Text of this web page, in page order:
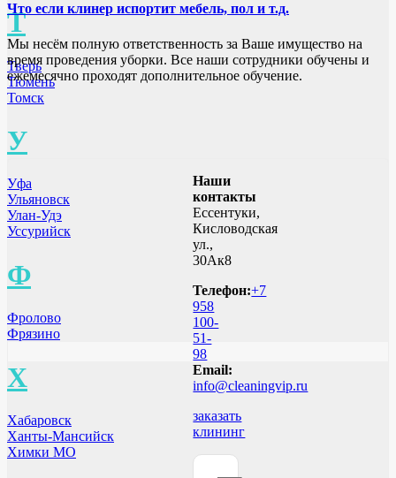
Т
Тверь
Тюмень
Томск
У
Уфа
Ульяновск
Улан-Удэ
Уссурийск
Ф
Фролово
Фрязино
Х
Хабаровск
Ханты-Мансийск
Химки МО
Что если клинер испортит мебель, пол и т.д.
Мы несём полную ответственность за Ваше имущество на
время проведения уборки. Все наши сотрудники обучены и
ежемесячно проходят дополнительное обучение.
Наши
контакты
Ессентуки,
Кисловодская
ул.,
30Ак8
Телефон:+7
958
100-
51-
98
Email:
info@cleaningvip.ru
заказать
клининг